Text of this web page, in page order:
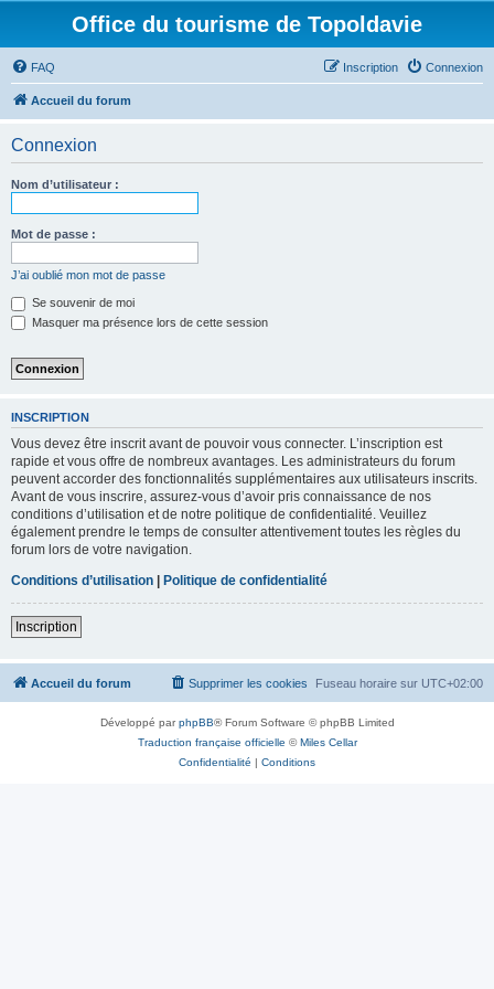
Office du tourisme de Topoldavie
FAQ Connexion
Inscription
Accueil du forum
Connexion
Nom d’utilisateur :
Mot de passe :
J’ai oublié mon mot de passe
Se souvenir de moi
Masquer ma présence lors de cette session
INSCRIPTION
Vous devez être inscrit avant de pouvoir vous connecter. L’inscription est
rapide et vous offre de nombreux avantages. Les administrateurs du forum
peuvent accorder des fonctionnalités supplémentaires aux utilisateurs inscrits.
Avant de vous inscrire, assurez-vous d’avoir pris connaissance de nos
conditions d’utilisation et de notre politique de confidentialité. Veuillez
également prendre le temps de consulter attentivement toutes les règles du
forum lors de votre navigation.
Conditions d’utilisation | Politique de confidentialité
Inscription
Accueil du forum Fuseau horaire sur UTC+02:00
Supprimer les cookies
Développé parphpBB® Forum Software © phpBB Limited
Traduction française officielle ©Miles Cellar
Confidentialité | Conditions